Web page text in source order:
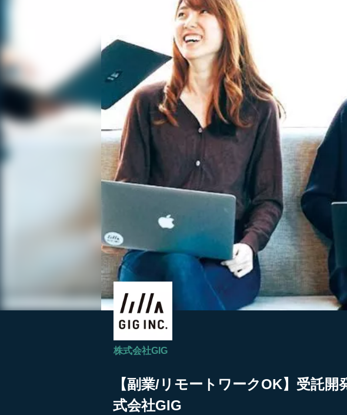
株式会社GIG
【副業/リモートワークOK】受託
式会社GIG